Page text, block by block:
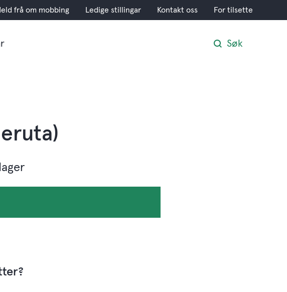
frå om mobbing Ledige stillingar Kontakt oss For tilsette
Søk